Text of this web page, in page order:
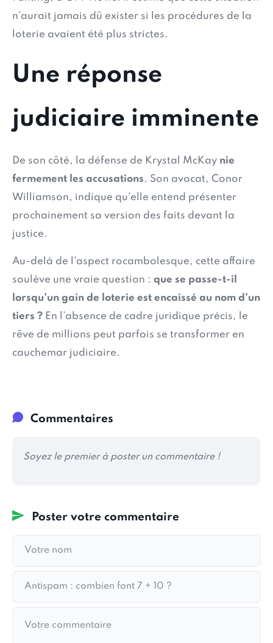
n’aurait jamais dû exister si les procédures de la
loterie avaient été plus strictes.
Une réponse
judiciaire imminente
De son côté, la défense de Krystal McKay nie
fermement les accusations. Son avocat, Conor
Williamson, indique qu’elle entend présenter
prochainement sa version des faits devant la
justice.
Au-delà de l’aspect rocambolesque, cette affaire
soulève une vraie question : que se passe-t-il
lorsqu’un gain de loterie est encaissé au nom d’un
tiers ? En l’absence de cadre juridique précis, le
rêve de millions peut parfois se transformer en
cauchemar judiciaire.
Commentaires
Soyez le premier à poster un commentaire !
Poster votre commentaire